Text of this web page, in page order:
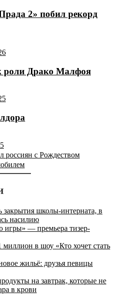
2» побил рекорд
роли Драко Малфоя
россиян с Рождеством
школы-интерната, в
насилию
— премьера тизер-
в шоу «Кто хочет стать
жильё: друзья певицы
на завтрак, которые не
в крови